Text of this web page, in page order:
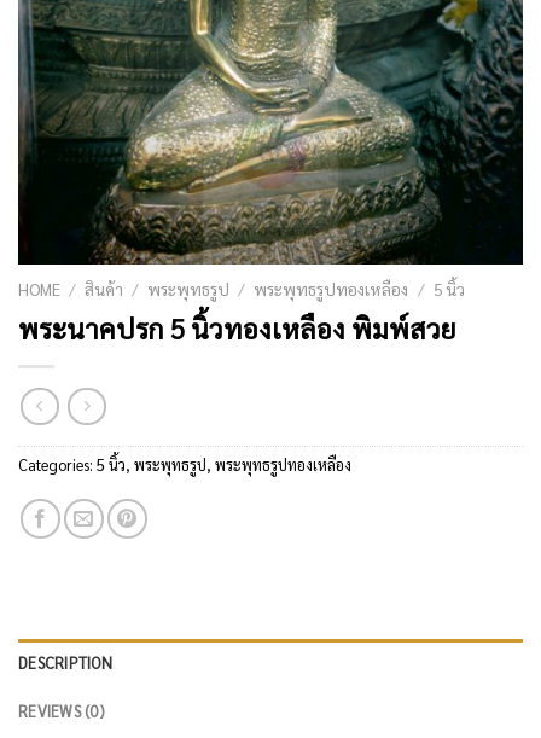
HOME / สินค้า / พระพุทธรูป / พระพุทธรูปทองเหลือง / 5 นิ้ว
พระนาคปรก 5 นิ้วทองเหลือง พิมพ์สวย
Categories: 5 นิ้ว, พระพุทธรูป, พระพุทธรูปทองเหลือง
DESCRIPTION
REVIEWS (0)